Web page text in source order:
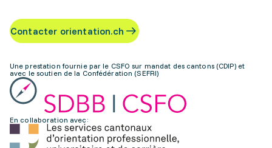
Contacter orientation.ch
Une prestation fournie par le CSFO sur mandat des cantons (CDIP) et
avec le soutien de la Confédération (SEFRI)
En collaboration avec: